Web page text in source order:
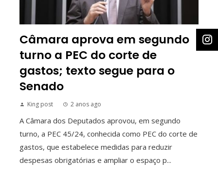
Câmara aprova em segundo
turno a PEC do corte de
gastos; texto segue para o
Senado
King post 2 anos ago
A Câmara dos Deputados aprovou, em segundo
turno, a PEC 45/24, conhecida como PEC do corte de
gastos, que estabelece medidas para reduzir
despesas obrigatórias e ampliar o espaço p...